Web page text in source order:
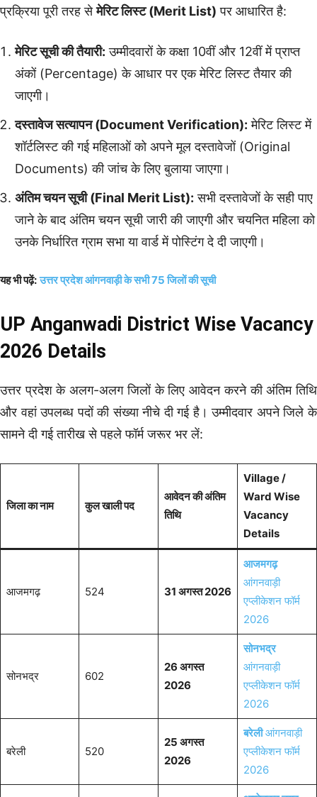
प्रक्रिया पूरी तरह सेमेरिट लिस्ट (Merit List) पर आधारित है:
मेरिट सूची की तैयारी: उम्मीदवारों के कक्षा 10वीं और 12वीं में प्राप्त
अंकों (Percentage) के आधार पर एक मेरिट लिस्ट तैयार की
जाएगी।
दस्तावेज सत्यापन (Document Verification): मेरिट लिस्ट में
शॉर्टलिस्ट की गई महिलाओं को अपने मूल दस्तावेजों (Original
Documents) की जांच के लिए बुलाया जाएगा।
अंतिम चयन सूची (Final Merit List): सभी दस्तावेजों के सही पाए
जाने के बाद अंतिम चयन सूची जारी की जाएगी और चयनित महिला को
उनके निर्धारित ग्राम सभा या वार्ड में पोस्टिंग दे दी जाएगी।
यह भी पढ़ें: उत्तर प्रदेश आंगनवाड़ी के सभी 75 जिलों की सूची
UP Anganwadi District Wise Vacancy
2026 Details
उत्तर प्रदेश के अलग-अलग जिलों के लिए आवेदन करने की अंतिम तिथि
और वहां उपलब्ध पदों की संख्या नीचे दी गई है। उम्मीदवार अपने जिले के
सामने दी गई तारीख से पहले फॉर्म जरूर भर लें:
जिला का नाम कुल खाली पद
आवेदन की अंतिम
तिथि
Village /
Ward Wise
Vacancy
Details
आजमगढ़ 524 31 अगस्त 2026
आजमगढ़
आंगनवाड़ी
एप्लीकेशन फॉर्म
2026
सोनभद्र 602
26 अगस्त
2026
सोनभद्र
आंगनवाड़ी
एप्लीकेशन फॉर्म
2026
बरेली 520
25 अगस्त
2026
बरेलीआंगनवाड़ी
एप्लीकेशन फॉर्म
2026